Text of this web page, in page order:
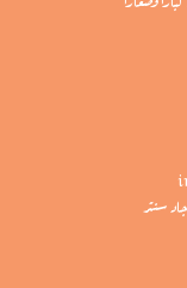
سنتر